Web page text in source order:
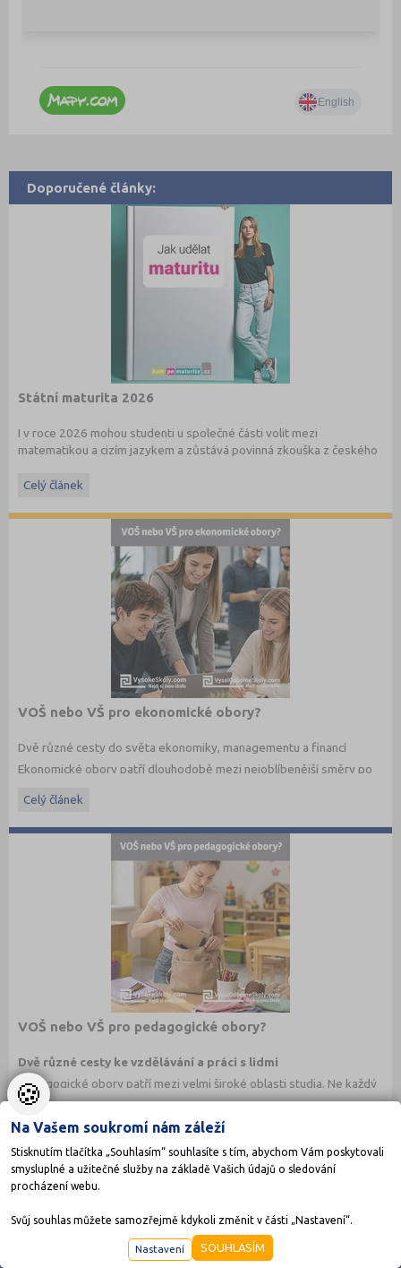
Doporučené články:
Státní maturita 2026
I v roce 2026 mohou studenti u společné části volit mezi
matematikou a cizím jazykem a zůstává povinná zkouška z českého
informacemi.
Celý článek
VOŠ nebo VŠ pro ekonomické obory?
Dvě různé cesty do světa ekonomiky, managementu a financí
Ekonomické obory patří dlouhodobě mezi nejoblíbenější směry po
studovat, ale také jakým způsobem. Vedle vysokých škol dnes
ekonomické studium a úzké propojení s praxí.
Jaké jsou mezi VOŠ a VŠ rozdíly? A která cesta může být vhodnější
Celý článek
VOŠ nebo VŠ pro pedagogické obory?
Dvě různé cesty ke vzdělávání a práci s lidmi
Pedagogické obory patří mezi velmi široké oblasti studia. Ne každý
student ale míří přímo na klasické učitelství nebo velkou
pedagogickou fakultu. Vedle vysokých škol dnes existují i vyšší
odborné školy, které nabízejí praktičtěji zaměřené pedagogické
obory a individuálnější přístup ke studentům.
Jaké jsou mezi VOŠ a VŠ rozdíly? A která cesta může být vhodnější
právě pro vás?
🍪
Na Vašem soukromí nám záleží
Stisknutím tlačítka „Souhlasím“ souhlasíte s tím, abychom Vám poskytovali
smysluplné a užitečné služby na základě Vašich údajů o sledování
procházení webu.
Svůj souhlas můžete samozřejmě kdykoli změnit v části „Nastavení“.
Nastavení SOUHLASÍM